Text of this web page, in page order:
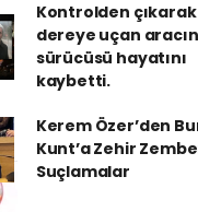
Kontrolden çıkarak
dereye uçan aracın
sürücüsü hayatını
kaybetti.
Kerem Özer’den
Kunt’a Zehir
Suçlamalar